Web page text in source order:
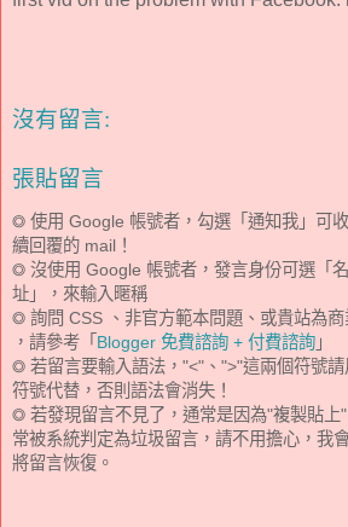
沒有留言:
張貼留言
◎ 使用 Google 帳號者，勾選「通知我」可
續回覆的 mail！
◎ 沒使用 Google 帳號者，發言身份可選「
址」，來輸入暱稱
◎ 詢問 CSS 、非官方範本問題、或貴站為商
，請參考「 Blogger 免費諮詢 + 付費諮詢 」
◎ 若留言要輸入語法，"<"、">"這兩個符號請
符號代替，否則語法會消失！
◎ 若發現留言不見了，通常是因為"複製貼上
常被系統判定為垃圾留言，請不用擔心，我
將留言恢復。